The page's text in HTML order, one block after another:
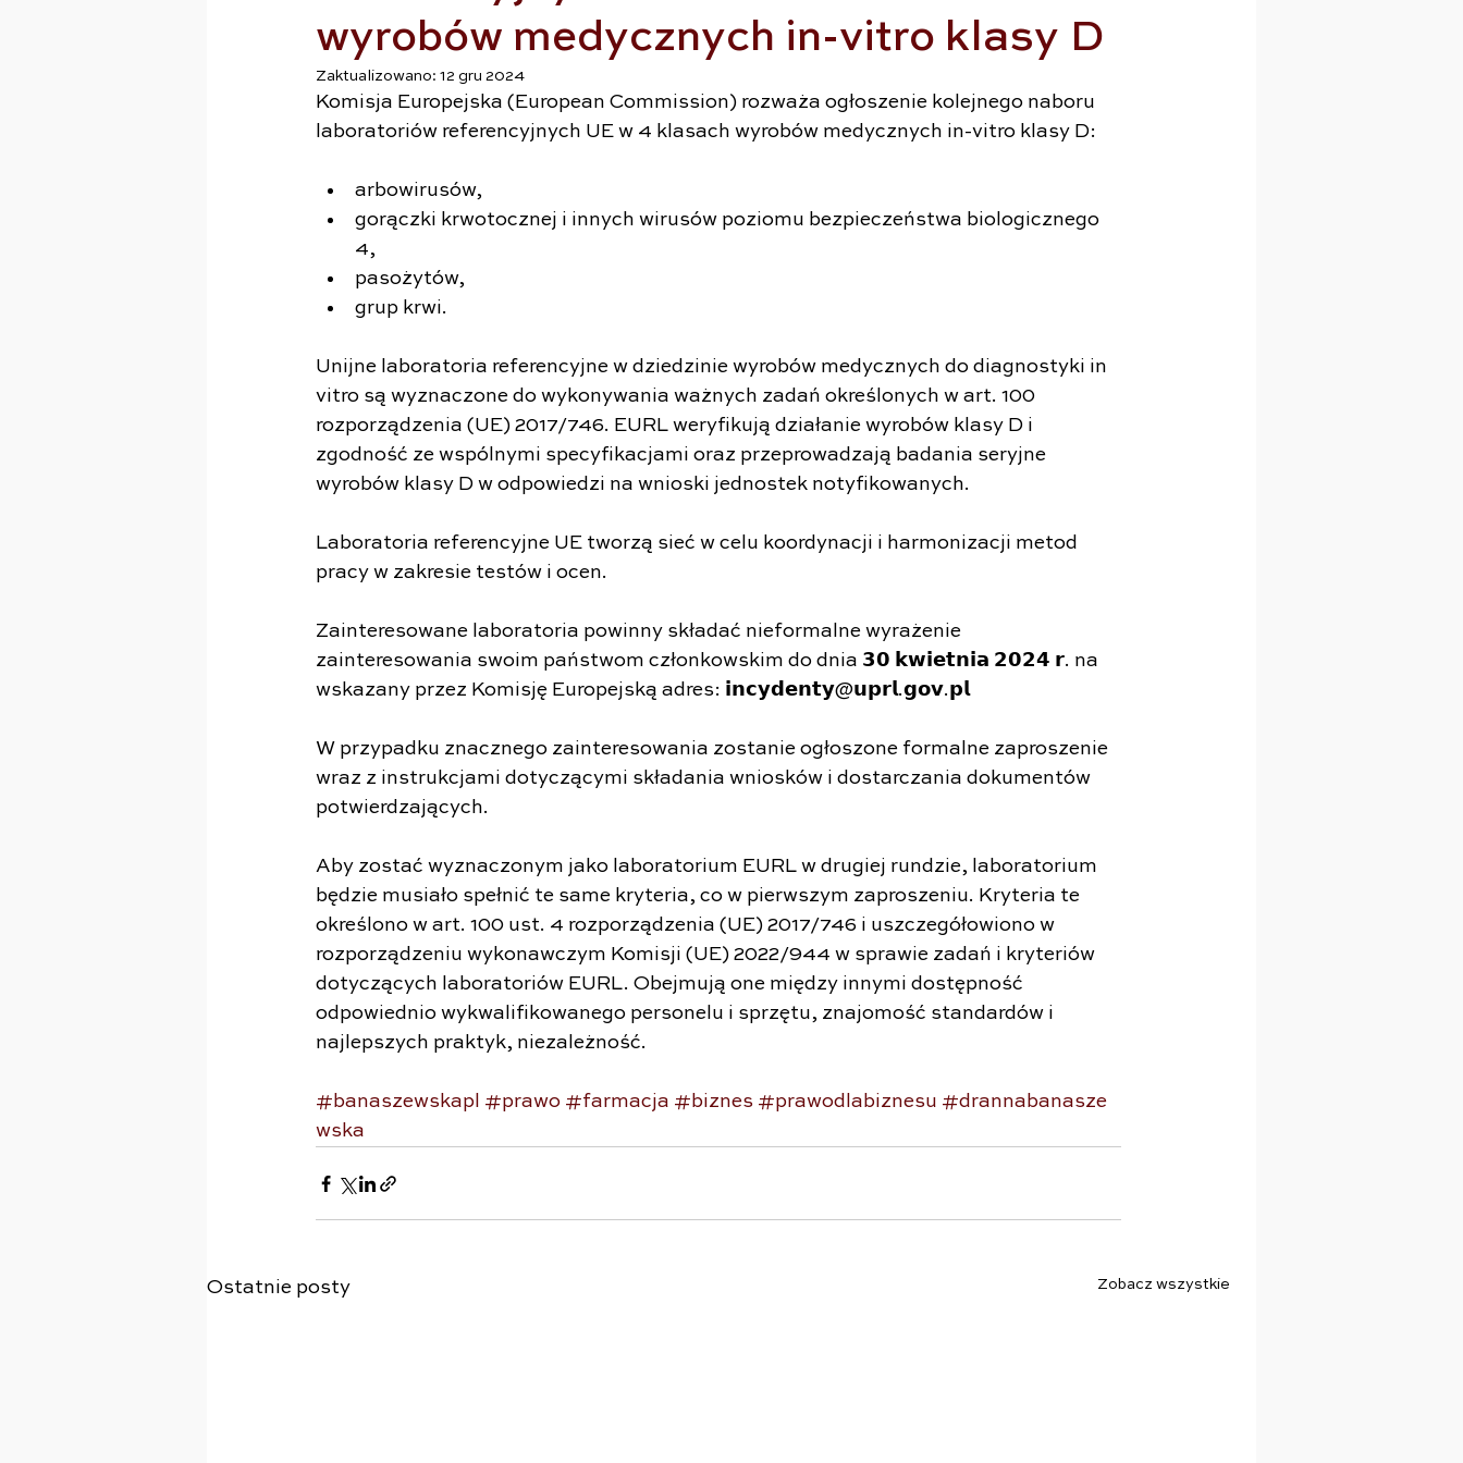
wyrobów medycznych in-vitro klasy D
Zaktualizowano: 12 gru 2024
Komisja Europejska (European Commission) rozważa ogłoszenie kolejnego naboru
laboratoriów referencyjnych UE w 4 klasach wyrobów medycznych in-vitro klasy D:
arbowirusów,
gorączki krwotocznej i innych wirusów poziomu bezpieczeństwa biologicznego
4,
pasożytów,
grup krwi.
Unijne laboratoria referencyjne w dziedzinie wyrobów medycznych do diagnostyki in
vitro są wyznaczone do wykonywania ważnych zadań określonych w art. 100
rozporządzenia (UE) 2017/746. EURL weryfikują działanie wyrobów klasy D i
zgodność ze wspólnymi specyfikacjami oraz przeprowadzają badania seryjne
wyrobów klasy D w odpowiedzi na wnioski jednostek notyfikowanych.
Laboratoria referencyjne UE tworzą sieć w celu koordynacji i harmonizacji metod
pracy w zakresie testów i ocen.
Zainteresowane laboratoria powinny składać nieformalne wyrażenie
zainteresowania swoim państwom członkowskim do dnia 𝟯𝟬 𝗸𝘄𝗶𝗲𝘁𝗻𝗶𝗮 𝟮𝟬𝟮𝟰 𝗿. na
wskazany przez Komisję Europejską adres: 𝗶𝗻𝗰𝘆𝗱𝗲𝗻𝘁𝘆@𝘂𝗽𝗿𝗹.𝗴𝗼𝘃.𝗽𝗹
W przypadku znacznego zainteresowania zostanie ogłoszone formalne zaproszenie
wraz z instrukcjami dotyczącymi składania wniosków i dostarczania dokumentów
potwierdzających.
Aby zostać wyznaczonym jako laboratorium EURL w drugiej rundzie, laboratorium
będzie musiało spełnić te same kryteria, co w pierwszym zaproszeniu. Kryteria te
określono w art. 100 ust. 4 rozporządzenia (UE) 2017/746 i uszczegółowiono w
rozporządzeniu wykonawczym Komisji (UE) 2022/944 w sprawie zadań i kryteriów
dotyczących laboratoriów EURL. Obejmują one między innymi dostępność
odpowiednio wykwalifikowanego personelu i sprzętu, znajomość standardów i
najlepszych praktyk, niezależność.
#banaszewskapl #prawo #farmacja #biznes #prawodlabiznesu #drannabanasze
wska
Ostatnie posty Zobacz wszystkie